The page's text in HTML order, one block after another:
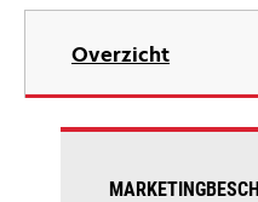
Overzicht